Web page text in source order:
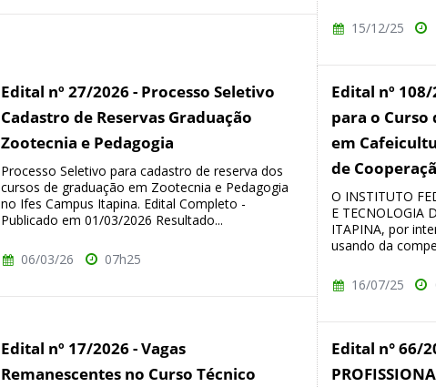
15/12/25
Edital nº 27/2026 - Processo Seletivo
Cadastro de Reservas Graduação
Zootecnia e Pedagogia
Processo Seletivo para cadastro de reserva dos
cursos de graduação em Zootecnia e Pedagogia
no Ifes Campus Itapina. Edital Completo -
Publicado em 01/03/2026 Resultado...
06/03/26 07h25
Edital nº
para o
em
de
O INSTITUTO
E TECNOLOGIA
ITAPINA, por
usando da
16/07/25
Edital nº 17/2026 - Vagas
Remanescentes no Curso Técnico
Edital n° 66/